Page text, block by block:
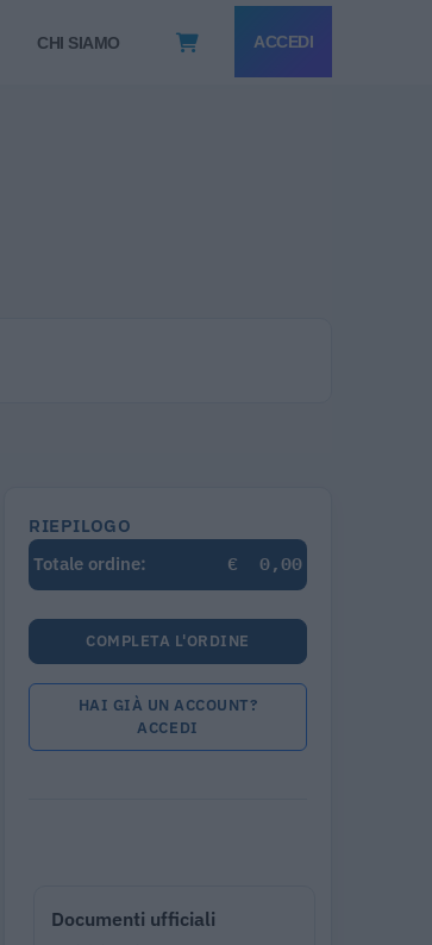
CHI SIAMO ACCEDI
RIEPILOGO
Totale ordine:
€ 0,00
COMPLETA L'ORDINE
HAI GIÀ UN ACCOUNT?
ACCEDI
Documenti ufficiali